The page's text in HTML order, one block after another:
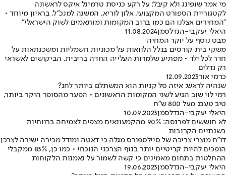
מי אמר שופינג ולא קיבל: על רקע כניסת טרמינל איקס לראשונה
לקטגוריית הספורט המקצועי, אלון לוריא, המשנה למנכ"ל, בראיון מיוחד •
"המחירים אצלנו הם כמו ברוב המקומות ומותאמים לשוק הישראלי"
היאלי יעקבי-הנדלסמן11.08.2024
מבט נוסף על יוקר המחיה
משקי בית קורסים בגלל הלוואות על מכוניות חשמליות ומשכנתאות על
חדר לכל ילד • מפתיע שלמרות העלייה החדה בריבית, הביקושים לאשראי
רק גדלים
כרמי אור12.09.2023
שנהיה לראש: איזה סל קניות הוא המשתלם ביותר לחג?
רמי לוי שוב הגיע לשני המקומות הראשונים • הפער מהסופר היקר ביותר,
טיב טעם: מעל 800 ש"ח
היאלי יעקבי-הנדלסמן10.09.2023
לא חוששים לפרנסה: 90% מהקמעונאים מצפים לצמיחה ברווחיות
בשנתיים הקרובות
דו"ח מוצרי צריכה של סיילספורס מגלה כי דאטה ומודל מכירה ישירה לצרכן
הופכים להיות קריטיים יותר בנוף הצרכני הנוכחי • כמו כן, 83% ממקבלי
ההחלטות בתחום מאמינים כי קשה לשמור על נאמנות הלקוחות
היאלי יעקבי-הנדלסמן19.06.2023